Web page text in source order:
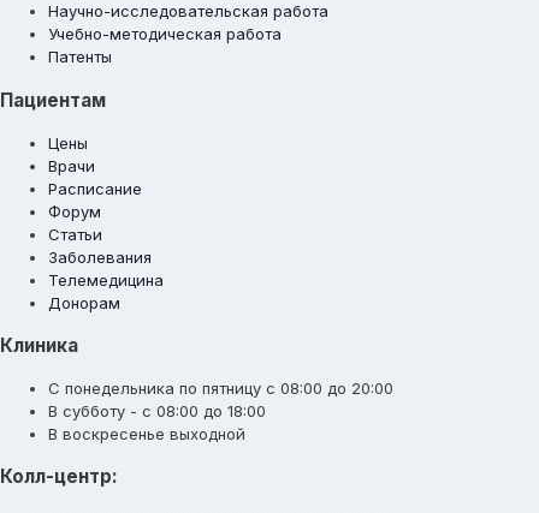
Научно-исследовательская работа
Учебно-методическая работа
Патенты
Пациентам
Цены
Врачи
Расписание
Форум
Статьи
Заболевания
Телемедицина
Донорам
Клиника
С понедельника по пятницу с 08:00 до 20:00
В субботу - с 08:00 до 18:00
В воскресенье выходной
Колл-центр: